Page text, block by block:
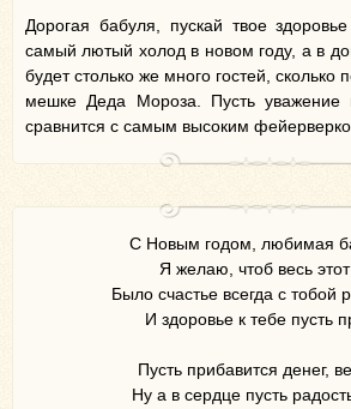
Дорогая бабуля, пускай твое
самый лютый холод в новом году, а в
будет столько же много гостей, сколько
мешке Деда Мороза. Пусть уважение
сравнится с самым высоким
С Новым годом, любимая
Я желаю, чтоб весь этот
Было счастье всегда с тобой
И здоровье к тебе пусть
Пусть прибавится денег,
Ну а в сердце пусть